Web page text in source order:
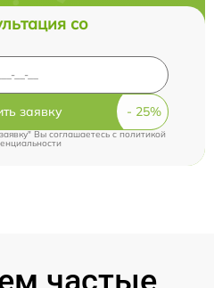
со
заявку
Вы соглашаетесь cполитикой